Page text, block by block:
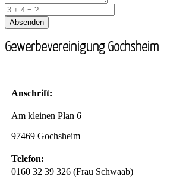
Gewerbevereinigung Gochsheim
Anschrift:
Am kleinen Plan 6
97469 Gochsheim
Telefon:
0160 32 39 326 (Frau Schwaab)